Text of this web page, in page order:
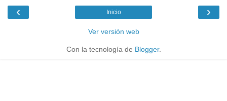
‹ ›
Inicio
Ver versión web
Con la tecnología de Blogger.